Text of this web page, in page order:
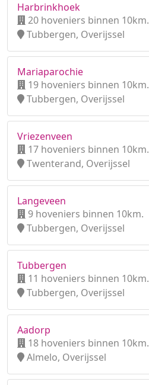
Harbrinkhoek
20 hoveniers binnen 10km.
Tubbergen, Overijssel
Mariaparochie
19 hoveniers binnen 10km.
Tubbergen, Overijssel
Vriezenveen
17 hoveniers binnen 10km.
Twenterand, Overijssel
Langeveen
9 hoveniers binnen 10km.
Tubbergen, Overijssel
Tubbergen
11 hoveniers binnen 10km.
Tubbergen, Overijssel
Aadorp
18 hoveniers binnen 10km.
Almelo, Overijssel